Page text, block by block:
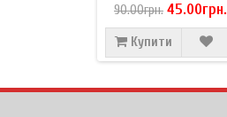
90.00грн. 45.00грн.
Купити